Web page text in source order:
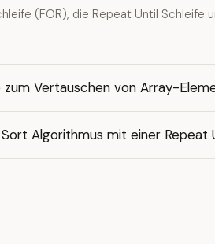
(FOR), die Repeat Until Schleife
Vertauschen von Array-
Algorithmus mit einer